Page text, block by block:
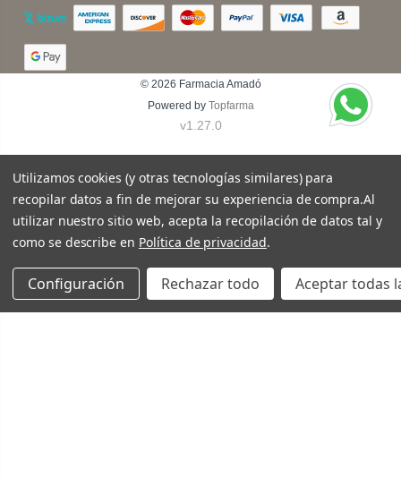
© 2026 Farmacia Amadó
Powered by Topfarma
v1.27.0
Utilizamos cookies (y otras tecnologías similares) para
recopilar datos a fin de mejorar su experiencia de compra.Al
utilizar nuestro sitio web, acepta la recopilación de datos tal y
como se describe en Política de privacidad.
Configuración Rechazar todo Aceptar todas